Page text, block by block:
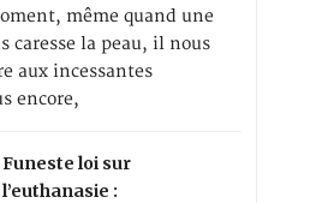
même quand une
caresse la peau, il nous
aux incessantes
encore,
Funeste loi sur
l’euthanasie :